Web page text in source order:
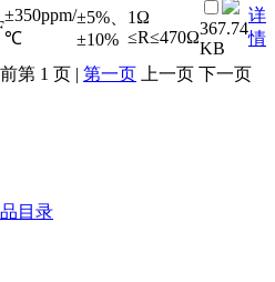
±350ppm/
℃
±5%、
±10%
1Ω
≤R≤470Ω367.74
KB
详
情
第 1 页 | 第一页 上一页 下一页
目录